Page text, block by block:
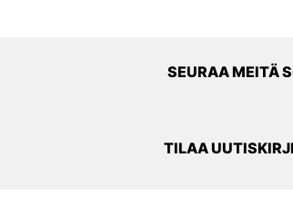
SEURAA MEITÄ
TILAA